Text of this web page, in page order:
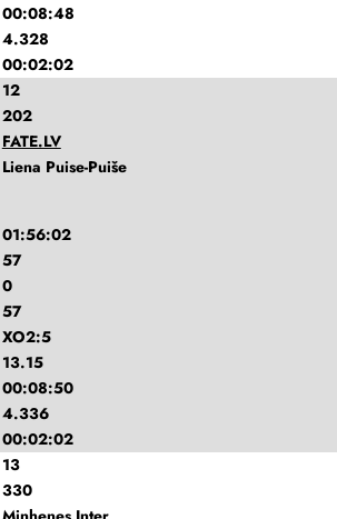
00:08:48
4.328
00:02:02
12
202
FATE.LV
Liena Puise-Puiše
01:56:02
57
0
57
XO2:5
13.15
00:08:50
4.336
00:02:02
13
330